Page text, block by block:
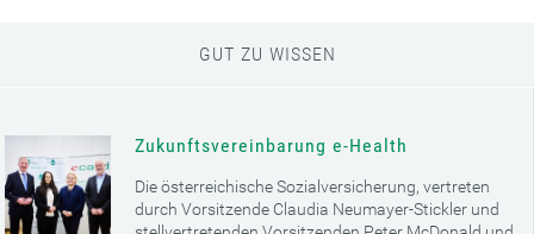
GUT ZU WISSEN
Zukunftsvereinbarung e-Health
Die österreichische Sozialversicherung, vertreten
durch Vorsitzende Claudia Neumayer-Stickler und